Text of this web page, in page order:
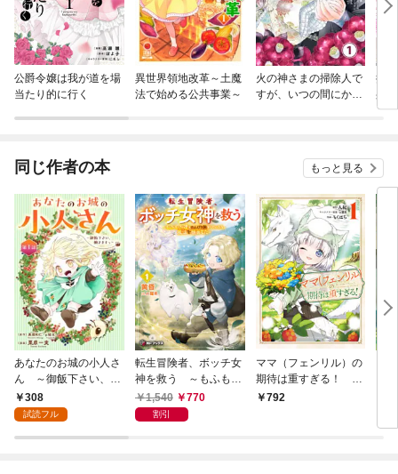
公爵令嬢は我が道を場
当たり的に行く
異世界領地改革～土魔
法で始める公共事業～
火の神さまの掃除人で
すが、いつの間にか花
授
身
し
同じ作者の本 もっと見る
あなたのお城の小人さ
ん ～御飯下さい、働
きますっ～（コミッ
ク）【分冊版】 1
308
試読フル
転生冒険者、ボッチ女
神を救う ～もふもふ
達とのんびり旅をして
いたら、魔法を極めて
1,540 770
割引
ママ（フェンリル）の
期待は重すぎる！ １
巻792
き